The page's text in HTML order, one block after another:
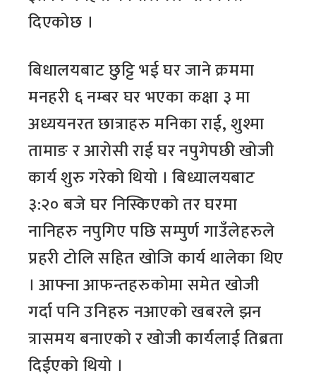
दिएकोछ ।
बिधालयबाट छुट्टि भई घर जाने क्रममा
मनहरी ६ नम्बर घर भएका कक्षा ३ मा
अध्ययनरत छात्राहरु मनिका राई, शुश्मा
तामाङ र आरोसी राई घर नपुगेपछी खोजी
कार्य शुरु गरेको थियो । बिध्यालयबाट
३:२० बजे घर निस्किएको तर घरमा
नानिहरु नपुगिए पछि सम्पुर्ण गाउँलेहरुले
प्रहरी टोलि सहित खोजि कार्य थालेका थिए
। आफ्ना आफन्तहरुकोमा समेत खोजी
गर्दा पनि उनिहरु नआएको खबरले झन
त्रासमय बनाएको र खोजी कार्यलाई तिब्रता
दिईएको थियो ।